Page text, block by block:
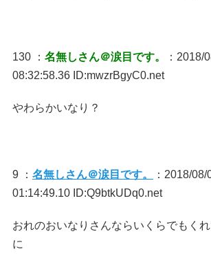
130 ： 名無しさん＠涙目です。
：2018/
08:32:58.36 ID:mwzrBgyC0.net
やわらかいなり？
9 ： 名無しさん＠涙目です。
：2018/08/
01:14:49.10 ID:Q9btkUDq0.net
おれのおいなりさんならいくらでもく
に